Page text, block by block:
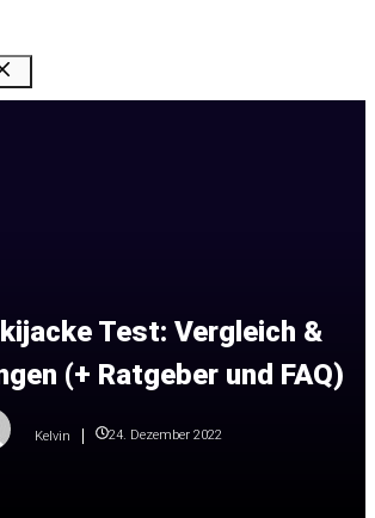
Test: Vergleich &
(+ Ratgeber und FAQ)
Kelvin 24. Dezember 2022